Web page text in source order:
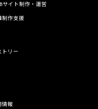
サイト制作・運営
制作支援
トリー
情報